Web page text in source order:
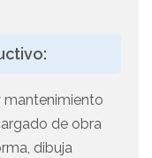
mantenimiento
de obra
dibuja